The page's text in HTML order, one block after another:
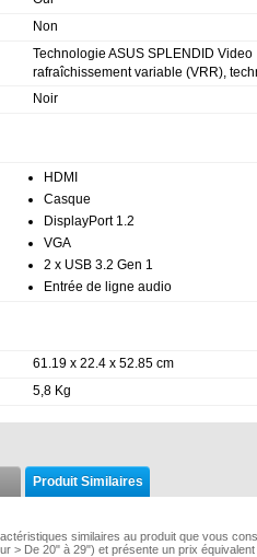
Non
Technologie ASUS SPLENDID
rafraîchissement variable (VRR),
Noir
HDMI
Casque
DisplayPort 1.2
VGA
2 x USB 3.2 Gen 1
Entrée de ligne audio
61.19 x 22.4 x 52.85 cm
5,8 Kg
Produit Similaires
similaires au produit que vous
> De 20" à 29") et présente un prix